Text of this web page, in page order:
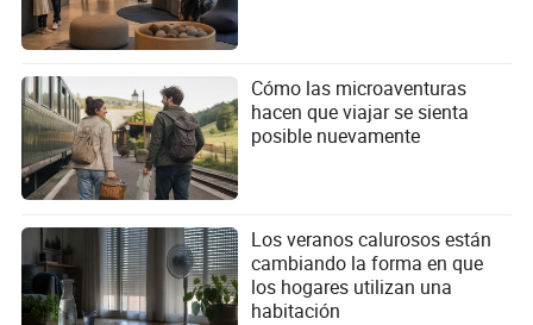
Cómo las microaventuras
hacen que viajar se sienta
posible nuevamente
Los veranos calurosos están
cambiando la forma en que
los hogares utilizan una
habitación